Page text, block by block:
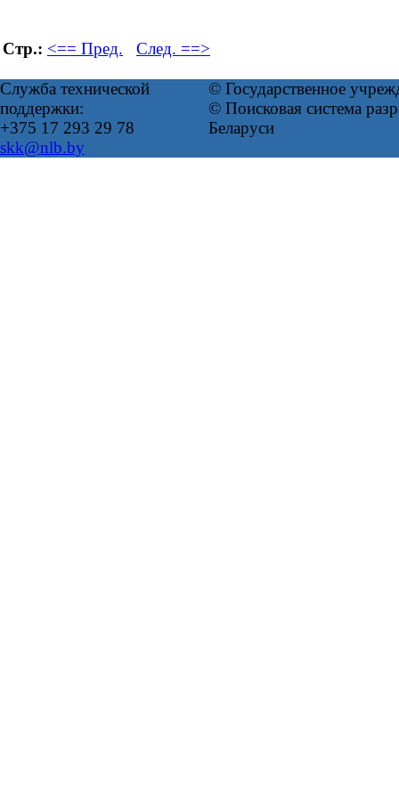
Стр.: <== Пред. След. ==>
Служба технической
поддержки:
+375 17 293 29 78
skk@nlb.by
© Государственное
© Поисковая система
Беларуси